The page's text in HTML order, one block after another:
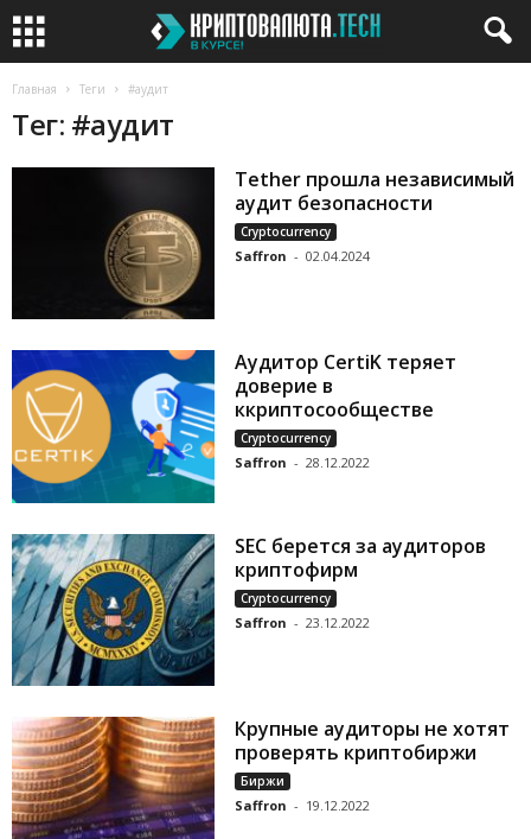
Главная Теги #аудит
Тег: #аудит
Tether прошла независимый
аудит безопасности
Cryptocurrency
Saffron - 02.04.2024
Аудитор CertiK теряет
доверие в
ккриптосообществе
Cryptocurrency
Saffron - 28.12.2022
SEC берется за аудиторов
криптофирм
Cryptocurrency
Saffron - 23.12.2022
Крупные аудиторы не хотят
проверять криптобиржи
Биржи
Saffron - 19.12.2022